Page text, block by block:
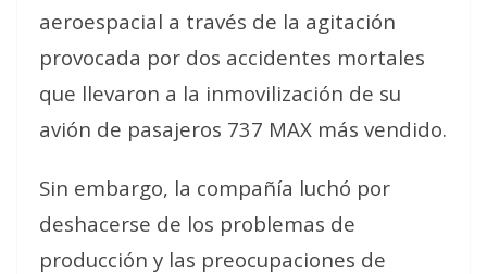
aeroespacial a través de la agitación
provocada por dos accidentes mortales
que llevaron a la inmovilización de su
avión de pasajeros 737 MAX más vendido.
Sin embargo, la compañía luchó por
deshacerse de los problemas de
producción y las preocupaciones de